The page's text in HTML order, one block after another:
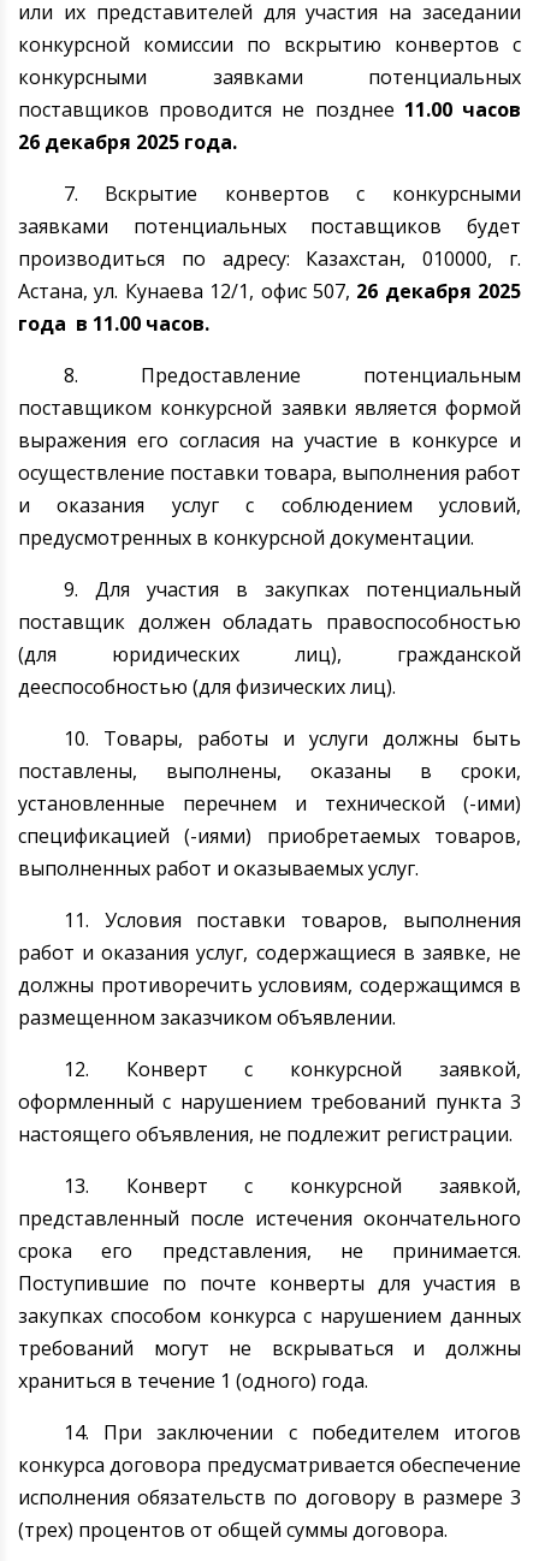
или их представителей для участия на заседании
конкурсной комиссии по вскрытию конвертов с
конкурсными заявками потенциальных
поставщиков проводится не позднее 11.00 часов
26 декабря 2025 года.
7. Вскрытие конвертов с конкурсными
заявками потенциальных поставщиков будет
производиться по адресу: Казахстан, 010000, г.
Астана, ул. Кунаева 12/1, офис 507, 26 декабря 2025
года в 11.00 часов.
8. Предоставление потенциальным
поставщиком конкурсной заявки является формой
выражения его согласия на участие в конкурсе и
осуществление поставки товара, выполнения работ
и оказания услуг с соблюдением условий,
предусмотренных в конкурсной документации.
9. Для участия в закупках потенциальный
поставщик должен обладать правоспособностью
(для юридических лиц), гражданской
дееспособностью (для физических лиц).
10. Товары, работы и услуги должны быть
поставлены, выполнены, оказаны в сроки,
установленные перечнем и технической (-ими)
спецификацией (-иями) приобретаемых товаров,
выполненных работ и оказываемых услуг.
11. Условия поставки товаров, выполнения
работ и оказания услуг, содержащиеся в заявке, не
должны противоречить условиям, содержащимся в
размещенном заказчиком объявлении.
12.
Конверт с конкурсной заявкой,
оформленный с нарушением требований пункта 3
настоящего объявления, не подлежит регистрации.
13. Конверт с конкурсной заявкой,
представленный после истечения окончательного
срока его представления, не принимается.
Поступившие по почте конверты для участия в
закупках способом конкурса с нарушением данных
требований могут не вскрываться и должны
храниться в течение 1 (одного) года.
14. При заключении с победителем итогов
конкурса договора предусматривается обеспечение
исполнения обязательств по договору в размере 3
(трех) процентов от общей суммы договора.